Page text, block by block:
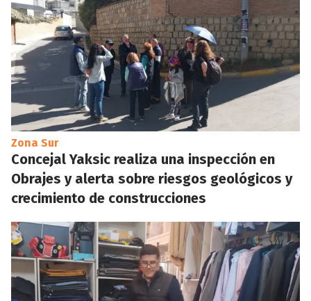
Zona Sur
Concejal Yaksic realiza una inspección en
Obrajes y alerta sobre riesgos geológicos y
crecimiento de construcciones